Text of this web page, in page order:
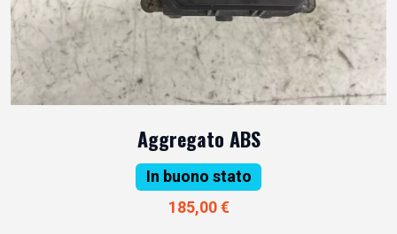
Aggregato ABS
In buono stato
185,00 €